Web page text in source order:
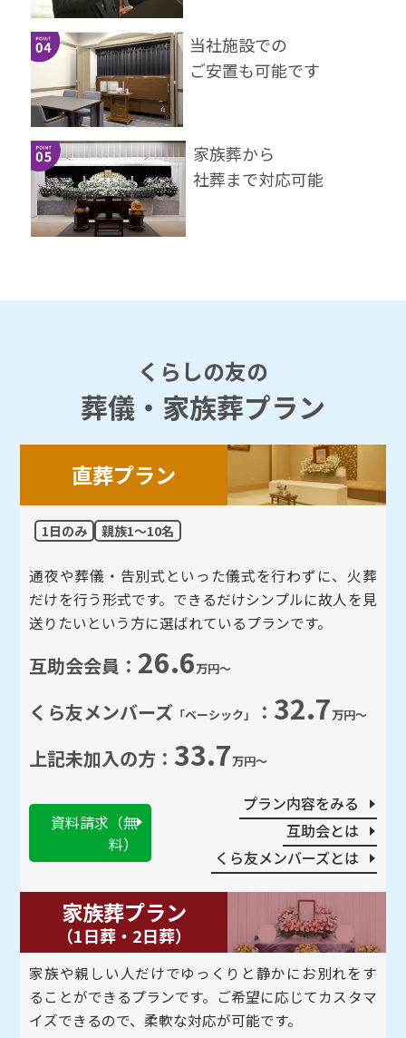
当社施設での
ご安置も可能です
家族葬から
社葬まで対応可能
くらしの友の
葬儀・家族葬プラン
直葬プラン
1日のみ 親族1～10名
通夜や葬儀・告別式といった儀式を行わずに、火葬
だけを行う形式です。できるだけシンプルに故人を見
送りたいという方に選ばれているプランです。
互助会会員： 26.6万円～
くら友メンバーズ 「ベーシック」 ： 32.7万円～
上記未加⼊の方： 33.7万円～
プラン内容をみる
互助会とは
くら友メンバーズとは
資料請求（無
料）
家族葬プラン
（1⽇葬・2⽇葬）
家族や親しい人だけでゆっくりと静かにお別れをす
ることができるプランです。ご希望に応じてカスタマ
イズできるので、柔軟な対応が可能です。